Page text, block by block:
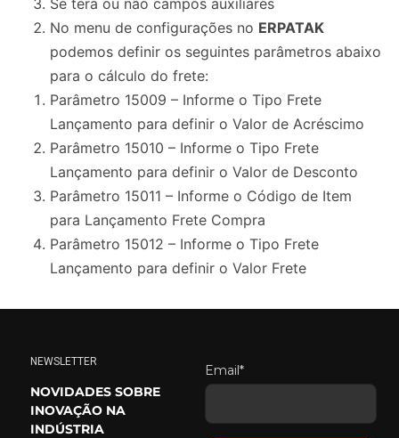
Se terá ou não campos auxiliares
No menu de configurações no ERPATAK
podemos definir os seguintes parâmetros abaixo
para o cálculo do frete:
Parâmetro 15009 – Informe o Tipo Frete
Lançamento para definir o Valor de Acréscimo
Parâmetro 15010 – Informe o Tipo Frete
Lançamento para definir o Valor de Desconto
Parâmetro 15011 – Informe o Código de Item
para Lançamento Frete Compra
Parâmetro 15012 – Informe o Tipo Frete
Lançamento para definir o Valor Frete
NEWSLETTER
NOVIDADES SOBRE
INOVAÇÃO NA
INDÚSTRIA
Email*